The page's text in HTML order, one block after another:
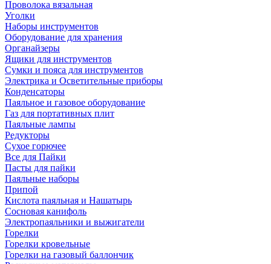
Проволока вязальная
Уголки
Наборы инструментов
Оборудование для хранения
Органайзеры
Ящики для инструментов
Сумки и пояса для инструментов
Электрика и Осветительные приборы
Конденсаторы
Паяльное и газовое оборудование
Газ для портативных плит
Паяльные лампы
Редукторы
Сухое горючее
Все для Пайки
Пасты для пайки
Паяльные наборы
Припой
Кислота паяльная и Нашатырь
Сосновая канифоль
Электропаяльники и выжигатели
Горелки
Горелки кровельные
Горелки на газовый баллончик